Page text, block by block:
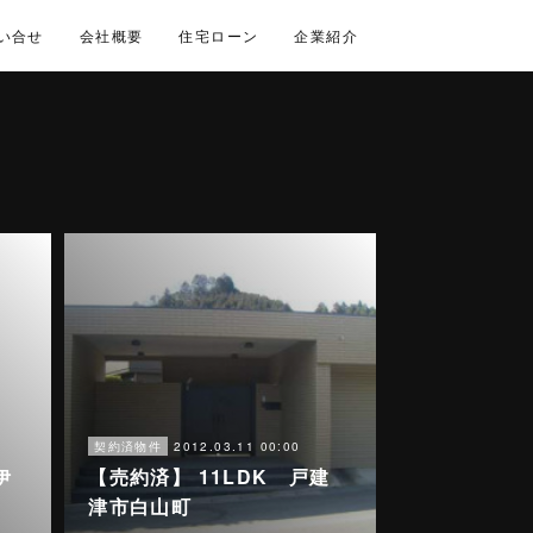
合せ 会社概要 住宅ローン 企業紹介
契約済物件 2012.03.11 00:00
【売約済】 11LDK 戸建
津市白山町